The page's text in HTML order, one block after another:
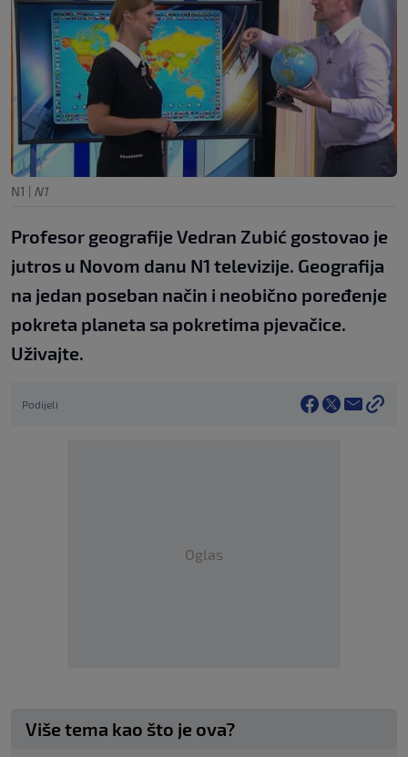
N1 | N1
Profesor geografije Vedran Zubić gostovao je
jutros u Novom danu N1 televizije. Geografija
na jedan poseban način i neobično poređenje
pokreta planeta sa pokretima pjevačice.
Uživajte.
Podijeli
Oglas
Više tema kao što je ova?